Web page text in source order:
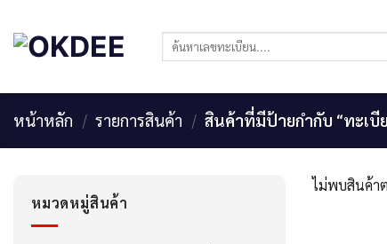
content
ค้นหา:
หน้าหลัก / รายการสินค้า / สินค้าที่มีป้ายกำกับ “ทะเบี
หมวดหมู่สินค้า
ไม่พบสินค้า